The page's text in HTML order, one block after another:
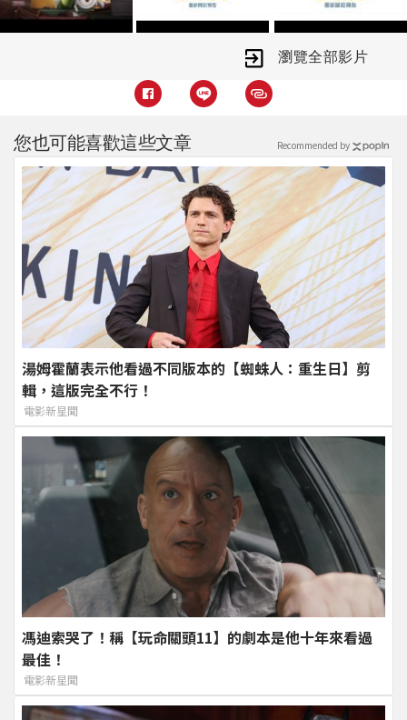
瀏覽全部影片
您也可能喜歡這些文章
湯姆霍蘭表示他看過不同版本的【蜘蛛人：重生日】剪
輯，這版完全不行！
電影新星聞
馮迪索哭了！稱【玩命關頭11】的劇本是他十年來看過
最佳！
電影新星聞
Recommended by